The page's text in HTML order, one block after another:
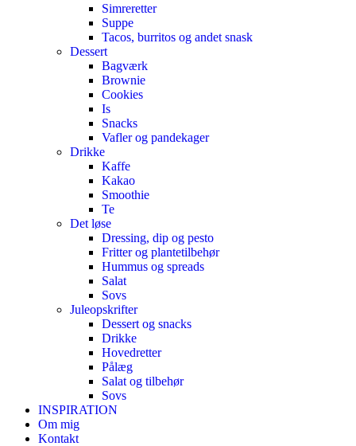
Simreretter
Suppe
Tacos, burritos og andet snask
Dessert
Bagværk
Brownie
Cookies
Is
Snacks
Vafler og pandekager
Drikke
Kaffe
Kakao
Smoothie
Te
Det løse
Dressing, dip og pesto
Fritter og plantetilbehør
Hummus og spreads
Salat
Sovs
Juleopskrifter
Dessert og snacks
Drikke
Hovedretter
Pålæg
Salat og tilbehør
Sovs
INSPIRATION
Om mig
Kontakt